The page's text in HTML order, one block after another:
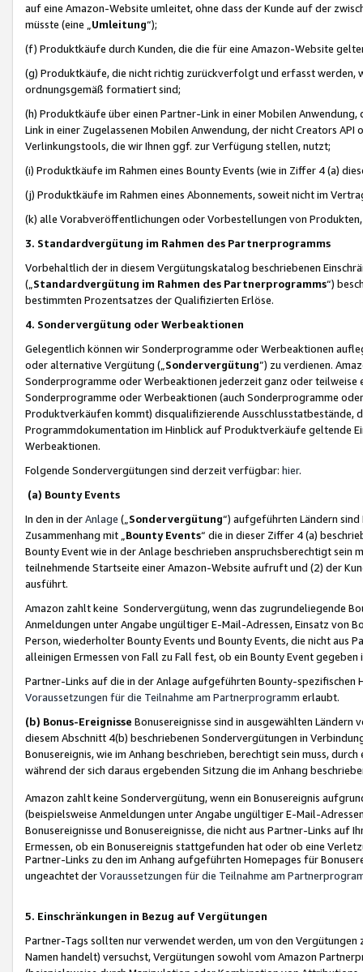
auf eine Amazon-Website umleitet, ohne dass der Kunde auf der
müsste (eine „ Umleitung“);
(f) Produktkäufe durch Kunden, die die für eine Amazon-Website
(g) Produktkäufe, die nicht richtig zurückverfolgt und erfasst werden,
ordnungsgemäß formatiert sind;
(h) Produktkäufe über einen Partner-Link in einer Mobilen
Link in einer Zugelassenen Mobilen Anwendung, der nicht Creators
Verlinkungstools, die wir Ihnen ggf. zur Verfügung stellen, nutzt;
(i) Produktkäufe im Rahmen eines Bounty Events (wie in Ziffer 4 (a)
(j) Produktkäufe im Rahmen eines Abonnements, soweit nicht im
(k) alle Vorabveröffentlichungen oder Vorbestellungen von
3. Standardvergütung im Rahmen des Partnerprogramms
Vorbehaltlich der in diesem Vergütungskatalog beschriebenen
(„ Standardvergütung im Rahmen des Partnerprogramms“)
bestimmten Prozentsatzes der Qualifizierten Erlöse.
4. Sondervergütung oder Werbeaktionen
Gelegentlich können wir Sonderprogramme oder Werbeaktionen
oder alternative Vergütung („ Sondervergütung”) zu verdienen.
Sonderprogramme oder Werbeaktionen jederzeit ganz oder
Sonderprogramme oder Werbeaktionen (auch Sonderprogramme
Produktverkäufen kommt) disqualifizierende Ausschlusstatbestände,
Programmdokumentation im Hinblick auf Produktverkäufe geltende
Werbeaktionen.
Folgende Sondervergütungen sind derzeit verfügbar: hier.
(a) Bounty Events
In den in derAnlage („ Sondervergütung“) aufgeführten Ländern
Zusammenhang mit „ Bounty Events“ die in dieser Ziffer 4 (a)
Bounty Event wie in der Anlage beschrieben anspruchsberechtigt sein
teilnehmende Startseite einer Amazon-Website aufruft und (2) der
ausführt.
Amazon zahlt keine Sondervergütung, wenn das zugrundeliegende
Anmeldungen unter Angabe ungültiger E-Mail-Adressen, Einsatz von
Person, wiederholter Bounty Events und Bounty Events, die nicht
alleinigen Ermessen von Fall zu Fall fest, ob ein Bounty Event
Partner-Links auf die in der Anlage aufgeführten Bounty-spezifischen
Voraussetzungen für die Teilnahme am Partnerprogramm erlaubt.
(b) Bonus-Ereignisse Bonusereignisse sind in ausgewählten Ländern
diesem Abschnitt 4(b) beschriebenen Sondervergütungen in
Bonusereignis, wie im Anhang beschrieben, berechtigt sein muss,
während der sich daraus ergebenden Sitzung die im Anhang
Amazon zahlt keine Sondervergütung, wenn ein Bonusereignis
(beispielsweise Anmeldungen unter Angabe ungültiger E-Mail-
Bonusereignisse und Bonusereignisse, die nicht aus Partner-Links auf
Ermessen, ob ein Bonusereignis stattgefunden hat oder ob eine
Partner-Links zu den im Anhang aufgeführten Homepages für
ungeachtet derVoraussetzungen für die Teilnahme am
5. Einschränkungen in Bezug auf Vergütungen
Partner-Tags sollten nur verwendet werden, um von den
Namen handelt) versuchst, Vergütungen sowohl vom Amazon